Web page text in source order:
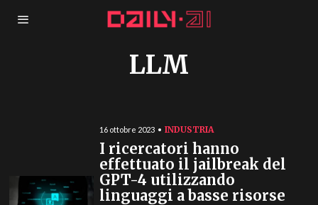
LLM
16 ottobre 2023 INDUSTRIA
I ricercatori hanno
effettuato il jailbreak del
GPT-4 utilizzando
linguaggi a basse risorse